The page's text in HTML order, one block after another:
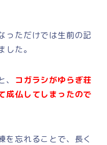
っただけでは生前の記
た。
コガラシがゆらぎ荘
成仏してしまったので
を忘れることで、長く